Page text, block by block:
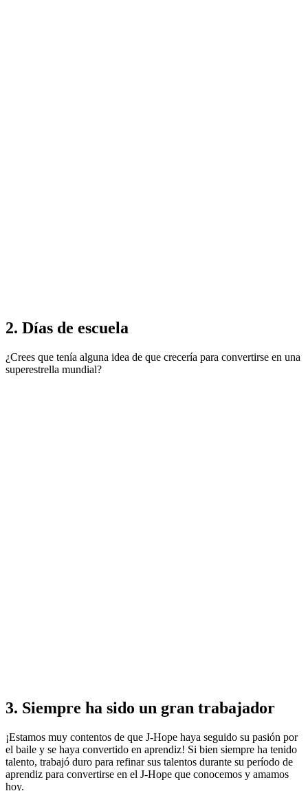
2. Días de escuela
¿Crees que tenía alguna idea de que crecería para convertirse en una
superestrella mundial?
3. Siempre ha sido un gran trabajador
¡Estamos muy contentos de que J-Hope haya seguido su pasión por
el baile y se haya convertido en aprendiz! Si bien siempre ha tenido
talento, trabajó duro para refinar sus talentos durante su período de
aprendiz para convertirse en el J-Hope que conocemos y amamos
hoy.